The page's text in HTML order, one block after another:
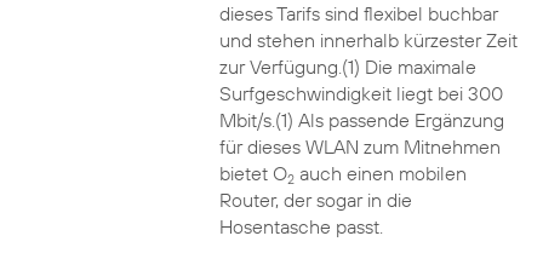
dieses Tarifs sind flexibel buchbar
und stehen innerhalb kürzester Zeit
zur Verfügung.(1) Die maximale
Surfgeschwindigkeit liegt bei 300
Mbit/s.(1) Als passende Ergänzung
für dieses WLAN zum Mitnehmen
bietet O2auch einen mobilen
Router, der sogar in die
Hosentasche passt.